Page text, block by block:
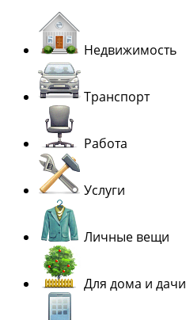
Недвижимость
Транспорт
Работа
Услуги
Личные вещи
Для дома и дачи